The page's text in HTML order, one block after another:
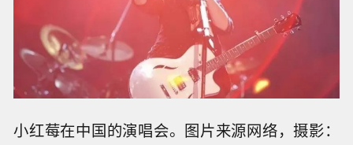
小红莓在中国的演唱会。图片来源网络，摄影：